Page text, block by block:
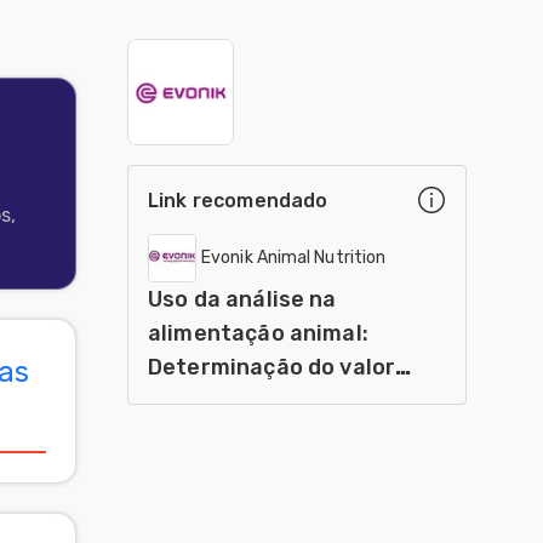
Link recomendado
Evonik Animal Nutrition
Uso da análise na
alimentação animal:
Determinação do valor
nutricional dos produtos